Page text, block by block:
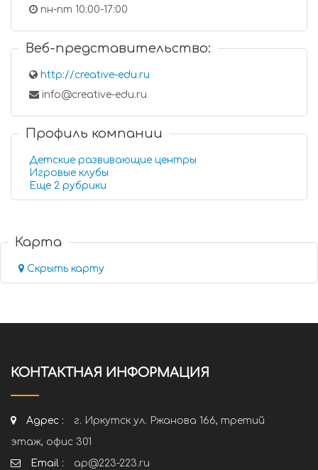
пн-пт 10:00-17:00
Веб-представительство:
http://creative-edu.ru
info@creative-edu.ru
Профиль компании
Детские развивающие центры
Игровые клубы
Еще 2 рубрики
Карта
Скрыть карту
КОНТАКТНАЯ ИНФОРМАЦИЯ
Адрес :
г. Иркутск ул. Ржанова 166, третий
этаж, офис 301
Email :
ap@223-223.ru